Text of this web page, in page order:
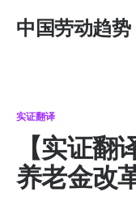
中国劳动趋势
实证翻译
【实证
养老金改